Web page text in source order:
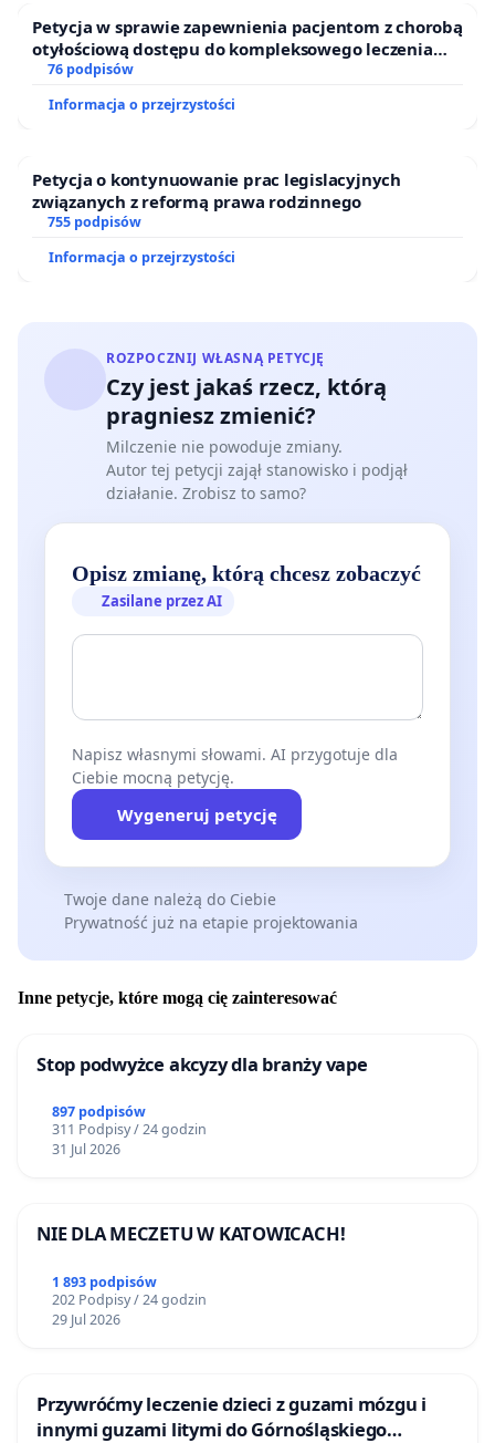
Petycja w sprawie zapewnienia pacjentom z chorobą
otyłościową dostępu do kompleksowego leczenia
oraz programów profilaktycznych.
76 podpisów
Informacja o przejrzystości
Petycja o kontynuowanie prac legislacyjnych
związanych z reformą prawa rodzinnego
755 podpisów
Informacja o przejrzystości
ROZPOCZNIJ WŁASNĄ PETYCJĘ
Czy jest jakaś rzecz, którą
pragniesz zmienić?
Milczenie nie powoduje zmiany.
Autor tej petycji zajął stanowisko i podjął
działanie. Zrobisz to samo?
Opisz zmianę, którą chcesz zobaczyć
Zasilane przez AI
Napisz własnymi słowami. AI przygotuje dla
Ciebie mocną petycję.
Wygeneruj petycję
Twoje dane należą do Ciebie
Prywatność już na etapie projektowania
Inne petycje, które mogą cię zainteresować
Stop podwyżce akcyzy dla branży vape
897 podpisów
311 Podpisy / 24 godzin
31 Jul 2026
NIE DLA MECZETU W KATOWICACH!
1 893 podpisów
202 Podpisy / 24 godzin
29 Jul 2026
Przywróćmy leczenie dzieci z guzami mózgu i
innymi guzami litymi do Górnośląskiego